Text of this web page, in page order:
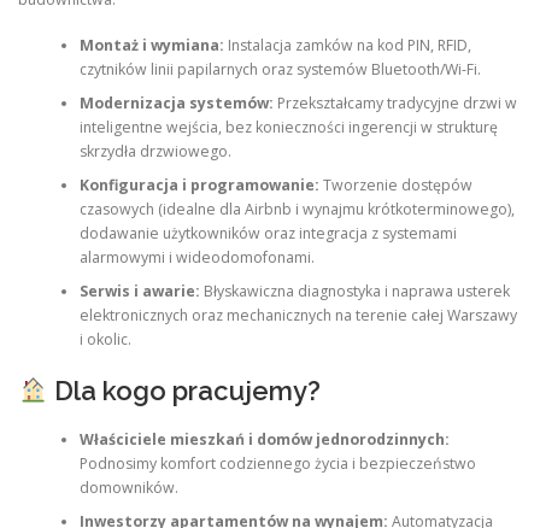
Montaż i wymiana: Instalacja zamków na kod PIN, RFID,
czytników linii papilarnych oraz systemów Bluetooth/Wi-Fi.
Modernizacja systemów: Przekształcamy tradycyjne drzwi w
inteligentne wejścia, bez konieczności ingerencji w strukturę
skrzydła drzwiowego.
Konfiguracja i programowanie: Tworzenie dostępów
czasowych (idealne dla Airbnb i wynajmu krótkoterminowego),
dodawanie użytkowników oraz integracja z systemami
alarmowymi i wideodomofonami.
Serwis i awarie: Błyskawiczna diagnostyka i naprawa usterek
elektronicznych oraz mechanicznych na terenie całej Warszawy
i okolic.
Dla kogo pracujemy?
Właściciele mieszkań i domów jednorodzinnych:
Podnosimy komfort codziennego życia i bezpieczeństwo
domowników.
Inwestorzy apartamentów na wynajem: Automatyzacja